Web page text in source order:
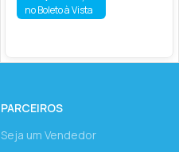
no Boleto à Vista
PARCEIROS
Seja um Vendedor